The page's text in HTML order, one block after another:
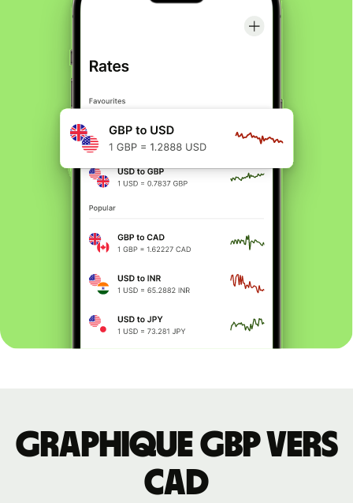
Graphique GBP vers
CAD